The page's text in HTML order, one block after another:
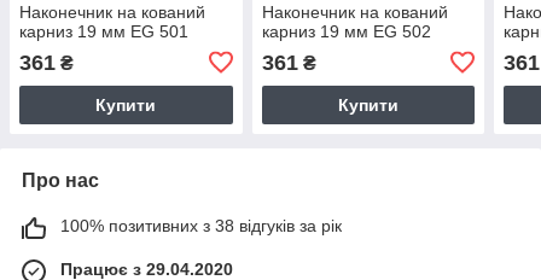
Наконечник на кований
карниз 19 мм EG 501
361 ₴
Купити
Наконечник на кований
карниз 19 мм EG 502
361₴
Купити
361
Про нас
100% позитивних з 38 відгуків за рік
Працює з 29.04.2020